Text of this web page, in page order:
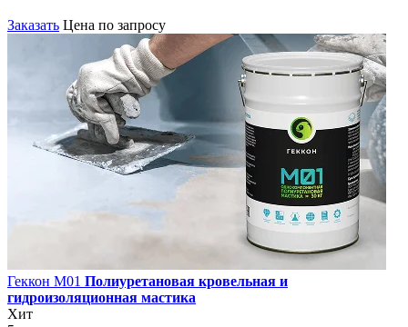
Заказать Цена по запросу
Геккон М01 Полиуретановая кровельная и
гидроизоляционная мастика
Хит